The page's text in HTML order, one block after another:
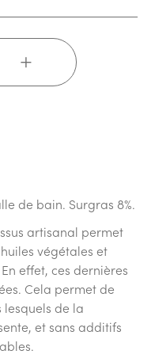
+
de bain. Surgras 8%.
artisanal permet
végétales et
effet, ces dernières
Cela permet de
lesquels de la
et sans additifs